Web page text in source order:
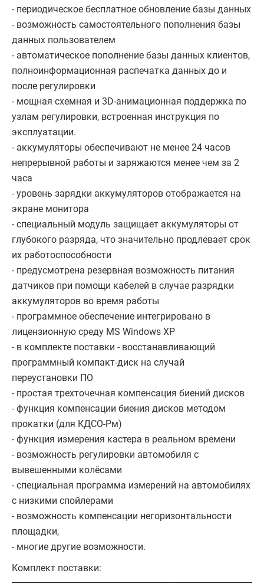
- периодическое бесплатное обновление базы данных
- возможность самостоятельного пополнения базы
данных пользователем
- автоматическое пополнение базы данных клиентов,
полноинформационная распечатка данных до и
после регулировки
- мощная схемная и 3D-анимационная поддержка по
узлам регулировки, встроенная инструкция по
эксплуатации.
- аккумуляторы обеспечивают не менее 24 часов
непрерывной работы и заряжаются менее чем за 2
часа
- уровень зарядки аккумуляторов отображается на
экране монитора
- специальный модуль защищает аккумуляторы от
глубокого разряда, что значительно продлевает срок
их работоспособности
- предусмотрена резервная возможность питания
датчиков при помощи кабелей в случае разрядки
аккумуляторов во время работы
- программное обеспечение интегрировано в
лицензионную среду MS Windows XP
- в комплекте поставки - восстанавливающий
программный компакт-диск на случай
переустановки ПО
- простая трехточечная компенсация биений дисков
- функция компенсации биения дисков методом
прокатки (для КДСО-Рм)
- функция измерения кастера в реальном времени
- возможность регулировки автомобиля с
вывешенными колёсами
- специальная программа измерений на автомобилях
с низкими спойлерами
- возможность компенсации негоризонтальности
площадки,
- многие другие возможности.
Комплект поставки: